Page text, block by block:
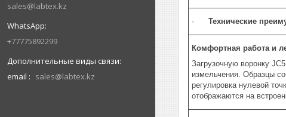
sales@labtex.kz
+77775892299
email sales@labtex.kz
· Технические
Комфортная работа и
Загрузочную воронку
измельчения. Образцы
регулировка нулевой
отображаются на